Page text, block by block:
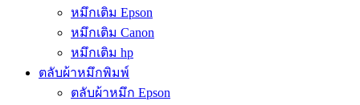
หมึกเติม Epson
หมึกเติม Canon
หมึกเติม hp
ตลับผ้าหมึกพิมพ์
ตลับผ้าหมึก Epson